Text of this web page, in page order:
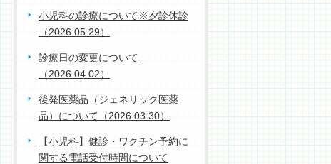
小児科の診療について※夕診休診
（2026.05.29）
診療日の変更について
（2026.04.02）
後発医薬品（ジェネリック医薬
品）について（2026.03.30）
【小児科】健診・ワクチン予約に
関する電話受付時間について